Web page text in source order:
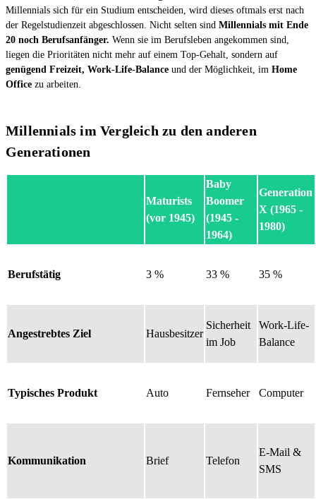
Millennials sich für ein Studium entscheiden, wird dieses oftmals erst nach
der Regelstudienzeit abgeschlossen. Nicht selten sind Millennials mit Ende
20 noch Berufsanfänger. Wenn sie im Berufsleben angekommen sind,
liegen die Prioritäten nicht mehr auf einem Top-Gehalt, sondern auf
genügend Freizeit, Work-Life-Balance und der Möglichkeit, im Home
Office zu arbeiten.
Millennials im Vergleich zu den anderen
Generationen
Maturists
(vor 1945)
Baby
Boomer
(1945 -
1964)
Generation
X (1965 -
1980)
Berufstätig 3 % 33 % 35 %
Angestrebtes Ziel Hausbesitzer
Sicherheit
im Job
Work-Life-
Balance
Typisches Produkt Auto Fernseher Computer
Kommunikation Brief Telefon
E-Mail &
SMS